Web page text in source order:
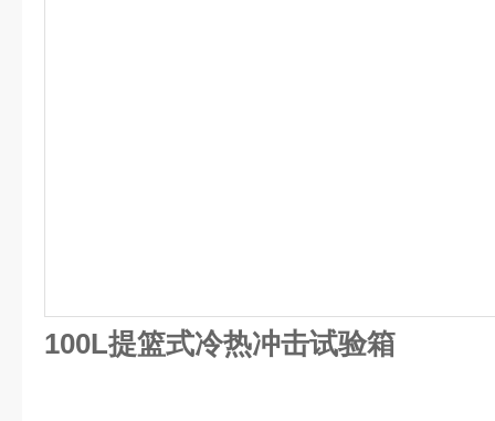
100L提篮式冷热冲击试验箱